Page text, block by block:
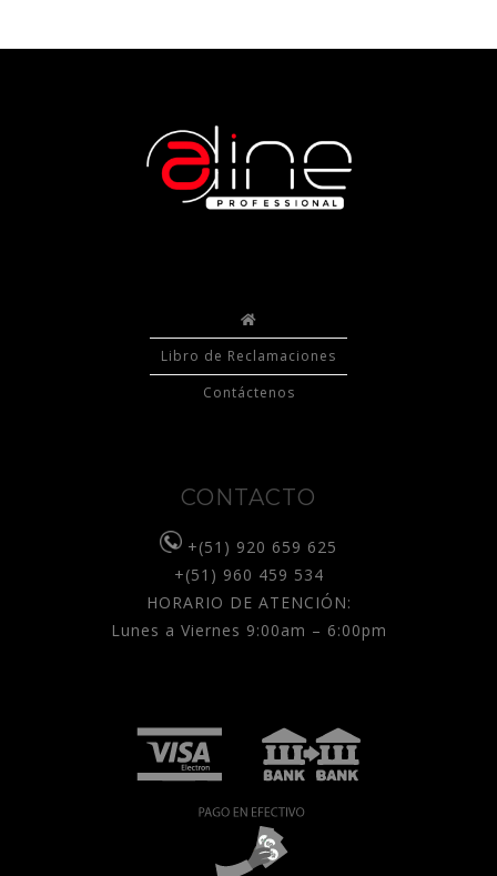
Libro de Reclamaciones
Contáctenos
CONTACTO
+(51) 920 659 625
+(51) 960 459 534
HORARIO DE ATENCIÓN:
Lunes a Viernes 9:00am – 6:00pm